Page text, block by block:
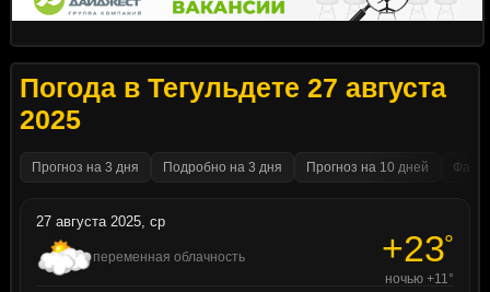
Погода в Тегульдете 27 августа
2025
Прогноз на 3 дня Подробно на 3 дня Прогноз на 10 дней
27 августа 2025, ср
переменная облачность +23°
ночью +11°